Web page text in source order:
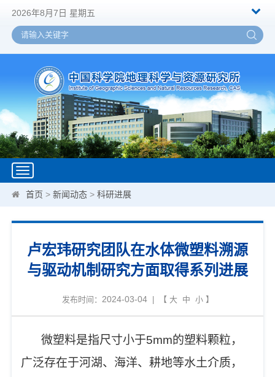
2026年8月7日 星期五
Toggle
navigation
首页 >新闻动态 >科研进展
卢宏玮研究团队在水体微塑料溯源
与驱动机制研究方面取得系列进展
发布时间： 2024-03-04| 【 大 中 小】
微塑料是指尺寸小于5mm的塑料颗粒，
广泛存在于河湖、海洋、耕地等水土介质，